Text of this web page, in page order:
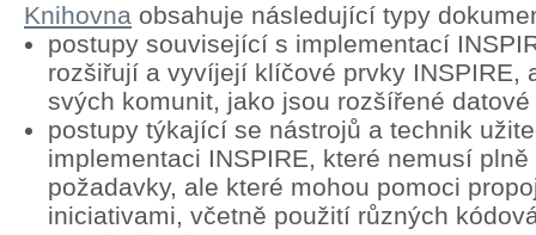
Knihovna obsahuje následující typy
postupy související s implementací
rozšiřují a vyvíjejí klíčové prvky INSPIRE,
svých komunit, jako jsou rozšířené
postupy týkající se nástrojů a technik
implementaci INSPIRE, které nemusí
požadavky, ale které mohou pomoci
iniciativami, včetně použití různých